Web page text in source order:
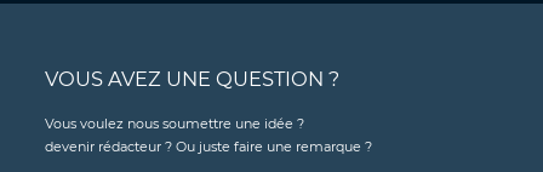
VOUS AVEZ UNE QUESTION ?
Vous voulez nous soumettre une idée ?
devenir rédacteur ? Ou juste faire une remarque ?